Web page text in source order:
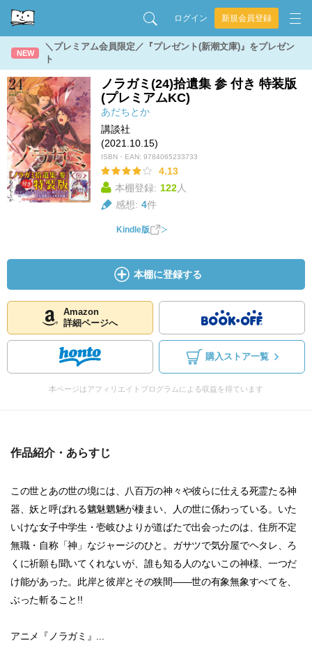
ログイン 新規会員登録
NEW
＼プレミアム会員限定／『プレゼント(新潮文庫)』をプレゼン
ト
ノラガミ(24)拾遺集 参 付き 特装版
(プレミアムKC)
あだちとか
講談社
(2021.10.15)
ISBN・EAN: 9784065233733
4.13
本棚登録: 122人
感想: 4件
Kindle版
本棚に登録する
Amazon
詳細ページへ
購入ストア一覧
本ページはアフィリエイトプログラムによる収益を得ています
作品紹介・あらすじ
この世とあの世の境には、八百万の神々や彼らに仕える死霊たる神
器、妖と呼ばれる魑魅魍魎が棲まい、人の世に係わっている。いた
いけな女子中学生・壱岐ひよりが道ばたで出会ったのは、住所不定
無職・自称「神」なジャージのひと。ガサツで気分屋でヘタレ、ろ
くに祈願も聞いてくれないが、誰も知る人のないこの神様、一つだ
け能があった。此岸と彼岸とその狭間――世の有象無象すべてを、
ぶった斬ること!!
アニメ『ノラガミ』...